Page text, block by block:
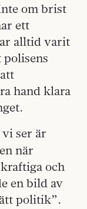
om brist
ett
alltid varit
hand klara
ser är
när
och
en bild av
politik”.